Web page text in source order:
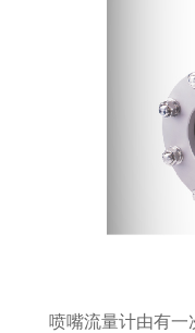
喷嘴流量计由有一